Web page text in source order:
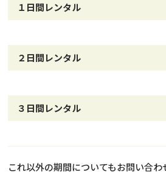
１日間レンタル
２日間レンタル
３日間レンタル
これ以外の期間についてもお問い合わ